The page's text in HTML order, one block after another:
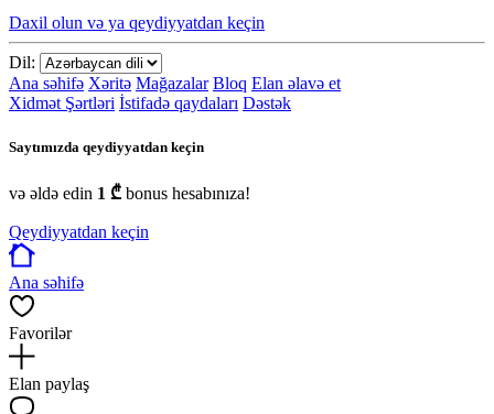
Daxil olun və ya qeydiyyatdan keçin
Dil:
Ana səhifə Xəritə Mağazalar Bloq Elan əlavə et
Xidmət Şərtləri İstifadə qaydaları Dəstək
Saytımızda qeydiyyatdan keçin
və əldə edin 1 ₾ bonus hesabınıza!
Qeydiyyatdan keçin
Ana səhifə
Favorilər
Elan paylaş